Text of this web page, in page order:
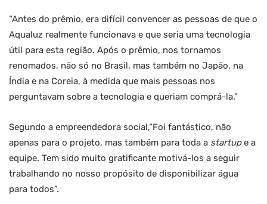
“Antes do prêmio, era difícil convencer as pessoas de que o
Aqualuz realmente funcionava e que seria uma tecnologia
útil para esta região. Após o prêmio, nos tornamos
renomados, não só no Brasil, mas também no Japão, na
Índia e na Coreia, à medida que mais pessoas nos
perguntavam sobre a tecnologia e queriam comprá-la.”
Segundo a empreendedora social,“Foi fantástico, não
apenas para o projeto, mas também para toda a startupe a
equipe. Tem sido muito gratificante motivá-los a seguir
trabalhando no nosso propósito de disponibilizar água
para todos”.